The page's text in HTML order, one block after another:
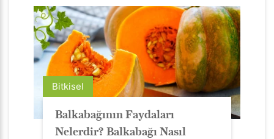
Bitkisel
Balkabağının Faydaları
Nelerdir? Balkabağı Nasıl